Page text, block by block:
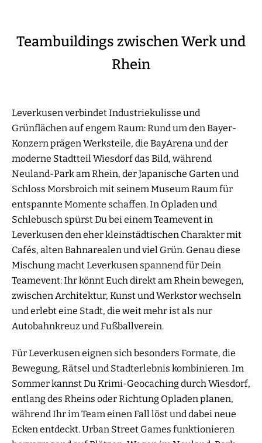
Teambuildings zwischen Werk und
Rhein
Leverkusen verbindet Industriekulisse und
Grünflächen auf engem Raum: Rund um den Bayer-
Konzern prägen Werksteile, die BayArena und der
moderne Stadtteil Wiesdorf das Bild, während
Neuland-Park am Rhein, der Japanische Garten und
Schloss Morsbroich mit seinem Museum Raum für
entspannte Momente schaffen. In Opladen und
Schlebusch spürst Du bei einem Teamevent in
Leverkusen den eher kleinstädtischen Charakter mit
Cafés, alten Bahnarealen und viel Grün. Genau diese
Mischung macht Leverkusen spannend für Dein
Teamevent: Ihr könnt Euch direkt am Rhein bewegen,
zwischen Architektur, Kunst und Werkstor wechseln
und erlebt eine Stadt, die weit mehr ist als nur
Autobahnkreuz und Fußballverein.
Für Leverkusen eignen sich besonders Formate, die
Bewegung, Rätsel und Stadterlebnis kombinieren. Im
Sommer kannst Du Krimi-Geocaching durch Wiesdorf,
entlang des Rheins oder Richtung Opladen planen,
während Ihr im Team einen Fall löst und dabei neue
Ecken entdeckt. Urban Street Games funktionieren